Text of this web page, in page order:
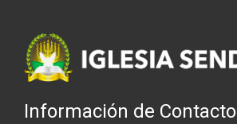
Información de Contacto